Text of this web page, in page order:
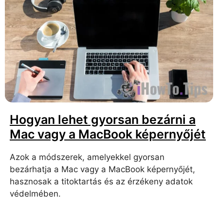
Hogyan lehet gyorsan bezárni a
Mac vagy a MacBook képernyőjét
Azok a módszerek, amelyekkel gyorsan
bezárhatja a Mac vagy a MacBook képernyőjét,
hasznosak a titoktartás és az érzékeny adatok
védelmében.